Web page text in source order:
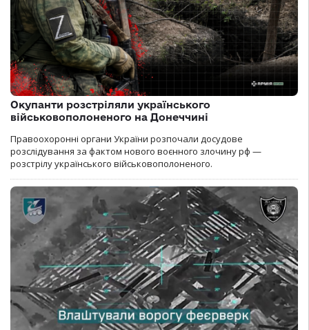
Окупанти розстріляли українського
військовополоненого на Донеччині
Правоохоронні органи України розпочали досудове
розслідування за фактом нового воєнного злочину рф —
розстрілу українського військовополоненого.